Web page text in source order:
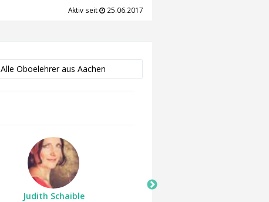
Aktiv seit 25.06.2017
Alle Oboelehrer aus Aachen
Judith Schaible